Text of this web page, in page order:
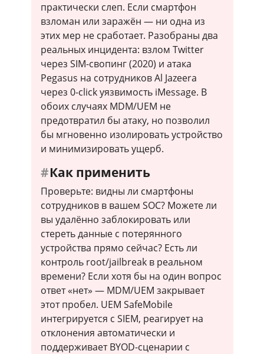
практически слеп. Если смартфон
взломан или заражён — ни одна из
этих мер не сработает. Разобраны два
реальных инцидента: взлом Twitter
через SIM-свопинг (2020) и атака
Pegasus на сотрудников Al Jazeera
через 0-click уязвимость iMessage. В
обоих случаях MDM/UEM не
предотвратил бы атаку, но позволил
бы мгновенно изолировать устройство
и минимизировать ущерб.
Как применить
Проверьте: видны ли смартфоны
сотрудников в вашем SOC? Можете ли
вы удалённо заблокировать или
стереть данные с потерянного
устройства прямо сейчас? Есть ли
контроль root/jailbreak в реальном
времени? Если хотя бы на один вопрос
ответ «нет» — MDM/UEM закрывает
этот пробел. UEM SafeMobile
интегрируется с SIEM, реагирует на
отклонения автоматически и
поддерживает BYOD-сценарии с